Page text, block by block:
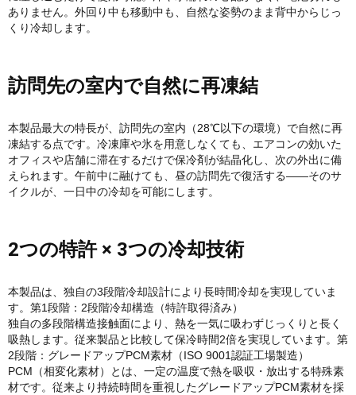
ありません。外回り中も移動中も、自然な姿勢のまま背中からじっ
くり冷却します。
訪問先の室内で自然に再凍結
本製品最大の特長が、訪問先の室内（28℃以下の環境）で自然に再
凍結する点です。冷凍庫や氷を用意しなくても、エアコンの効いた
オフィスや店舗に滞在するだけで保冷剤が結晶化し、次の外出に備
えられます。午前中に融けても、昼の訪問先で復活する——そのサ
イクルが、一日中の冷却を可能にします。
2つの特許 × 3つの冷却技術
本製品は、独自の3段階冷却設計により長時間冷却を実現していま
す。第1段階：2段階冷却構造（特許取得済み）
独自の多段階構造接触面により、熱を一気に吸わずじっくりと長く
吸熱します。従来製品と比較して保冷時間2倍を実現しています。第
2段階：グレードアップPCM素材（ISO 9001認証工場製造）
PCM（相変化素材）とは、一定の温度で熱を吸収・放出する特殊素
材です。従来より持続時間を重視したグレードアップPCM素材を採